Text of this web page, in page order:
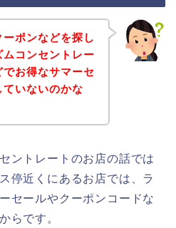
ポンなどを探し
コンセントレー
でお得なサマーセ
いないのかな
ントレートのお店の話では
停近くにあるお店では、ラ
セールやクーポンコードな
らです。